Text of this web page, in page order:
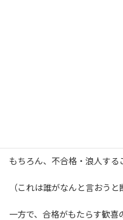
もちろん、不合格・浪人する
（これは誰がなんと言おうと
一方で、合格がもたらす歓喜